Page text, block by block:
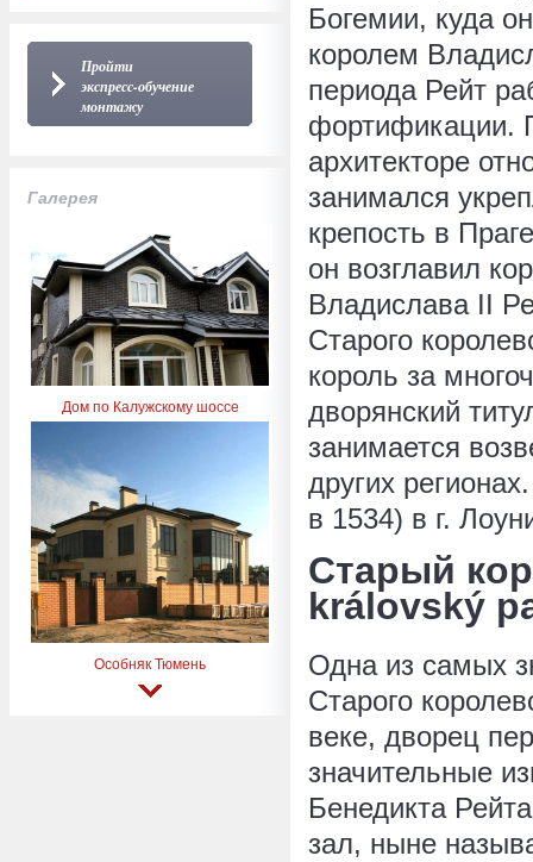
Пройти
экспресс-обучение
монтажу
Галерея
Дом по Калужскому шоссе
Особняк Тюмень
Богемии, куда
королем
периода Рейт
фортификации.
архитекторе
занимался
крепость в
он возглавил
Владислава II
Старого
король за
дворянский
занимается
других
в 1534) в г.
Старый
královský
Одна из самых
Старого
веке, дворец
значительные
Бенедикта
зал, ныне